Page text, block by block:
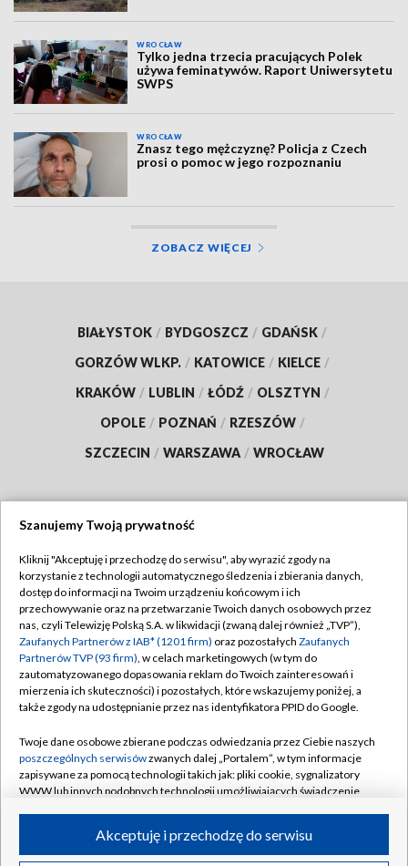
WROCŁAW
Tylko jedna trzecia pracujących Polek
używa feminatywów. Raport Uniwersytetu
SWPS
WROCŁAW
Znasz tego mężczyznę? Policja z Czech
prosi o pomoc w jego rozpoznaniu
ZOBACZ WIĘCEJ
BIAŁYSTOK / BYDGOSZCZ / GDAŃSK /
GORZÓW WLKP. / KATOWICE / KIELCE /
KRAKÓW / LUBLIN / ŁÓDŹ / OLSZTYN /
OPOLE / POZNAŃ / RZESZÓW /
SZCZECIN / WARSZAWA / WROCŁAW
TVP
Abonament TVP
Emisja w TVP
Centrum informacji TVP
Naziemna Telewizja Cyfrowa
Rada Programowa
System NOS
Informacje o nadawcy
Program dla prasy
Regulamin TVP
Polityka prywatności
Moje zgody
Pomoc
Kontakt
Kanały
©2026 Telewizja Polska S.A. w likwidacji
Szanujemy Twoją prywatność
Kliknij "Akceptuję i przechodzę do serwisu", aby wyrazić zgody na
korzystanie z technologii automatycznego śledzenia i zbierania danych,
dostęp do informacji na Twoim urządzeniu końcowym i ich
przechowywanie oraz na przetwarzanie Twoich danych osobowych przez
nas, czyli Telewizję Polską S.A. w likwidacji (zwaną dalej również „TVP”),
Zaufanych Partnerów z IAB* (1201 firm) oraz pozostałych Zaufanych
Partnerów TVP (93 firm), w celach marketingowych (w tym do
zautomatyzowanego dopasowania reklam do Twoich zainteresowań i
mierzenia ich skuteczności) i pozostałych, które wskazujemy poniżej, a
także zgody na udostępnianie przez nas identyfikatora PPID do Google.
Twoje dane osobowe zbierane podczas odwiedzania przez Ciebie naszych
poszczególnych serwisówzwanych dalej „Portalem”, w tym informacje
zapisywane za pomocą technologii takich jak: pliki cookie, sygnalizatory
WWW lub innych podobnych technologii umożliwiających świadczenie
ruchu w Internecie.Akceptuję i przechodzę do serwisu